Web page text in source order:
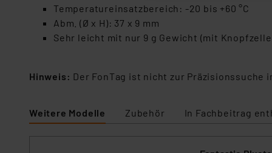
„Einige Drittanbieter
dieser Drittanbieter umfasst
Datenschutz nach EU-
Unsere Kooperation mit
Temperatureinsatzbereich: -20 bis +60 °C
Abm. (Ø x H): 37 x 9 mm
Sehr leicht mit nur 9 g Gewicht (mit
Hinweis: Der FonTag ist nicht zur Präzisionssuche
Weitere Modelle Zubehör In Fachbeitrag